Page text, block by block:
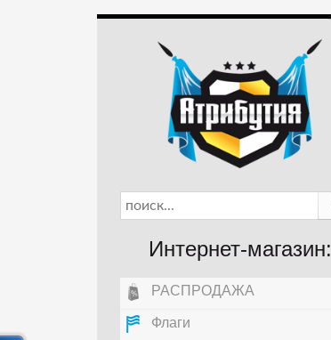
Интернет-магазин:
РАСПРОДАЖА
Флаги